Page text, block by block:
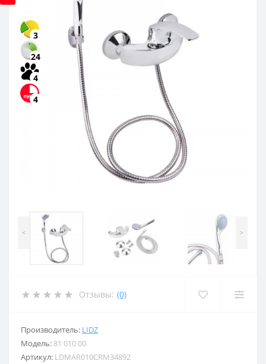
3
24
4
4
< >
Отзывы: (0)
Производитель: LIDZ
Модель: 81 010 00
Артикул: LDMAR010CRM34892